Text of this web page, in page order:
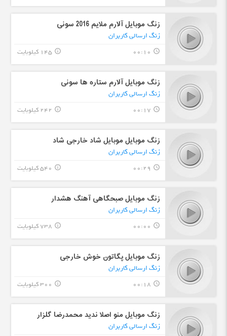
زنگ موبایل آلارم ملایم 2016 سونی
زنگ ارسالی کاربران
query_builder
00:10 145 کیلوبایت info_outline
زنگ موبایل آلارم ستاره ها سونی
زنگ ارسالی کاربران
query_builder
00:17 242 کیلوبایت info_outline
زنگ موبایل موبایل شاد خارجی شاد
زنگ ارسالی کاربران
query_builder
00:29 540 کیلوبایت info_outline
زنگ موبایل صبحگاهی آهنگ هشدار
زنگ ارسالی کاربران
query_builder
00:00 738 کیلوبایت info_outline
زنگ موبایل پگاتون خوش خارجی
زنگ ارسالی کاربران
query_builder
00:18 300 کیلوبایت info_outline
زنگ موبایل منو اصلا ندید محمدرضا گلزار
زنگ ارسالی کاربران